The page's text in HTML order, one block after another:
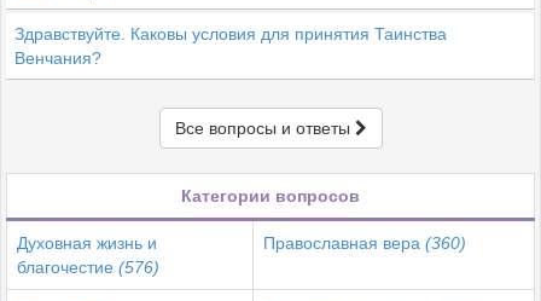
Здравствуйте. Каковы условия для принятия Таинства
Венчания?
Все вопросы и ответы
Категории вопросов
Духовная жизнь и
благочестие (576)
Православная вера (360)